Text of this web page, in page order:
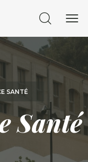
SANTÉ
Santé